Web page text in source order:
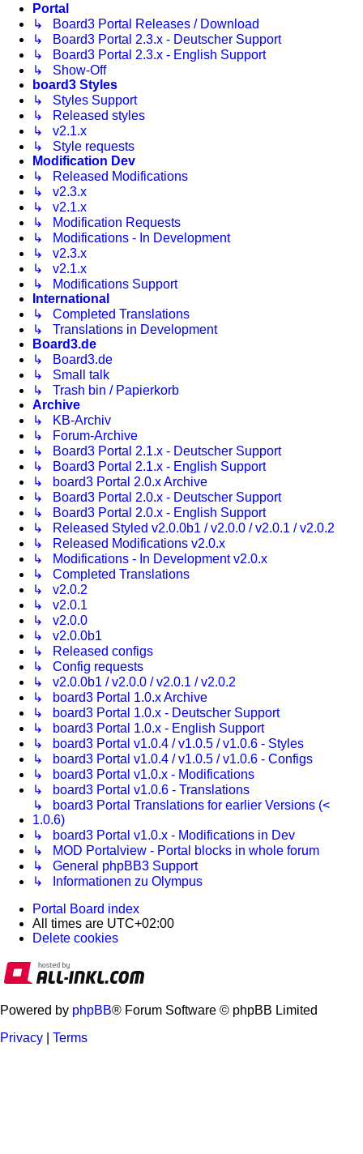
Portal
↳ Board3 Portal Releases / Download
↳ Board3 Portal 2.3.x - Deutscher Support
↳ Board3 Portal 2.3.x - English Support
↳ Show-Off
board3 Styles
↳ Styles Support
↳ Released styles
↳ v2.1.x
↳ Style requests
Modification Dev
↳ Released Modifications
↳ v2.3.x
↳ v2.1.x
↳ Modification Requests
↳ Modifications - In Development
↳ v2.3.x
↳ v2.1.x
↳ Modifications Support
International
↳ Completed Translations
↳ Translations in Development
Board3.de
↳ Board3.de
↳ Small talk
↳ Trash bin / Papierkorb
Archive
↳ KB-Archiv
↳ Forum-Archive
↳ Board3 Portal 2.1.x - Deutscher Support
↳ Board3 Portal 2.1.x - English Support
↳ board3 Portal 2.0.x Archive
↳ Board3 Portal 2.0.x - Deutscher Support
↳ Board3 Portal 2.0.x - English Support
↳ Released Styled v2.0.0b1 / v2.0.0 / v2.0.1 / v2.0.2
↳ Released Modifications v2.0.x
↳ Modifications - In Development v2.0.x
↳ Completed Translations
↳ v2.0.2
↳ v2.0.1
↳ v2.0.0
↳ v2.0.0b1
↳ Released configs
↳ Config requests
↳ v2.0.0b1 / v2.0.0 / v2.0.1 / v2.0.2
↳ board3 Portal 1.0.x Archive
↳ board3 Portal 1.0.x - Deutscher Support
↳ board3 Portal 1.0.x - English Support
↳ board3 Portal v1.0.4 / v1.0.5 / v1.0.6 - Styles
↳ board3 Portal v1.0.4 / v1.0.5 / v1.0.6 - Configs
↳ board3 Portal v1.0.x - Modifications
↳ board3 Portal v1.0.6 - Translations
↳ board3 Portal Translations for earlier Versions (<
1.0.6)
↳ board3 Portal v1.0.x - Modifications in Dev
↳ MOD Portalview - Portal blocks in whole forum
↳ General phpBB3 Support
↳ Informationen zu Olympus
Portal
Board index
All times are UTC+02:00
Delete cookies
Powered by phpBB® Forum Software © phpBB Limited
Privacy
Terms